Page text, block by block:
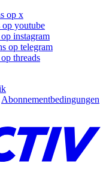
op x
op youtube
instagram
op telegram
threads
Abonnementbedingungen